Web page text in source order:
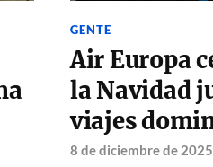
GENTE
Air Europa
la Navidad
viajes
8 de diciembre de 2025